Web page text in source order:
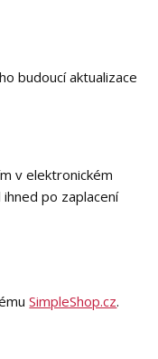
budoucí aktualizace
v elektronickém
po zaplacení
SimpleShop.cz.